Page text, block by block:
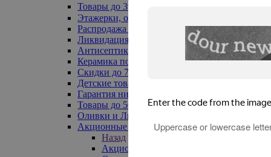
Товары до 399₽
Этажерки, обувницы
Распродажа текстиля до -50%
Ликвидация до -70%
Антисептики
Керамика по 129 руб
Скидки до 70%
Детские товары
Гарантия низкой цены
Товары до 500 руб
Оливки и Лимоны
Акционные товары
Назад
Акционные товары